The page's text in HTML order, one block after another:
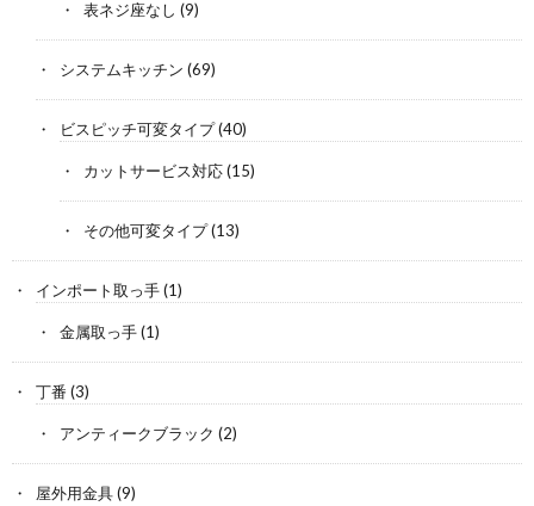
表ネジ座なし (9)
システムキッチン (69)
ビスピッチ可変タイプ(40)
カットサービス対応(15)
その他可変タイプ(13)
インポート取っ手(1)
金属取っ手(1)
丁番 (3)
アンティークブラック (2)
屋外用金具(9)